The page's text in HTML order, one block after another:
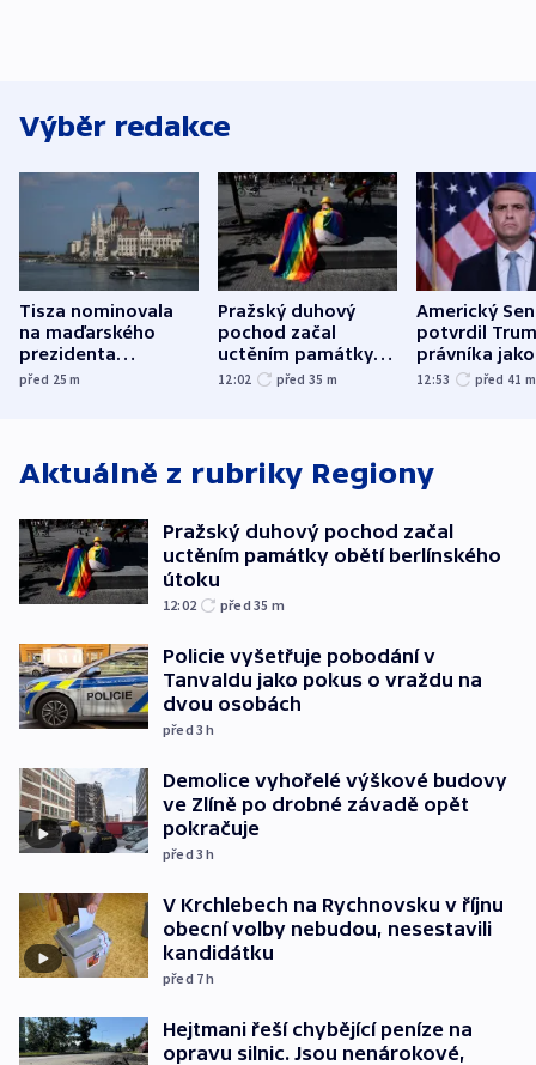
Výběr redakce
Tisza nominovala
na maďarského
prezidenta
bývalého šéfa
před 25m
Pražský duhový
pochod začal
uctěním památky
obětí berlínského
12:02 před 35 m
Americký
potvrdil
právníka jako
ministra
12:53 před 41 m
Aktuálně z rubriky Regiony
Pražský duhový pochod začal
uctěním památky obětí berlínského
útoku
12:02 před 35 m
Policie vyšetřuje pobodání v
Tanvaldu jako pokus o vraždu na
dvou osobách
před 3h
Demolice vyhořelé výškové budovy
ve Zlíně po drobné závadě opět
pokračuje
před 3h
V Krchlebech na Rychnovsku v říjnu
obecní volby nebudou, nesestavili
kandidátku
před 7h
Hejtmani řeší chybějící peníze na
opravu silnic. Jsou nenárokové,